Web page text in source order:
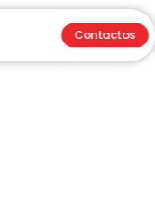
Contactos